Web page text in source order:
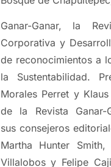
Ganar-Ganar, la
Corporativa y
de reconocimientos a
la Sustentabilidad.
Morales Perret y
de la Revista
sus consejeros
Martha Hunter
Villalobos y Felipe